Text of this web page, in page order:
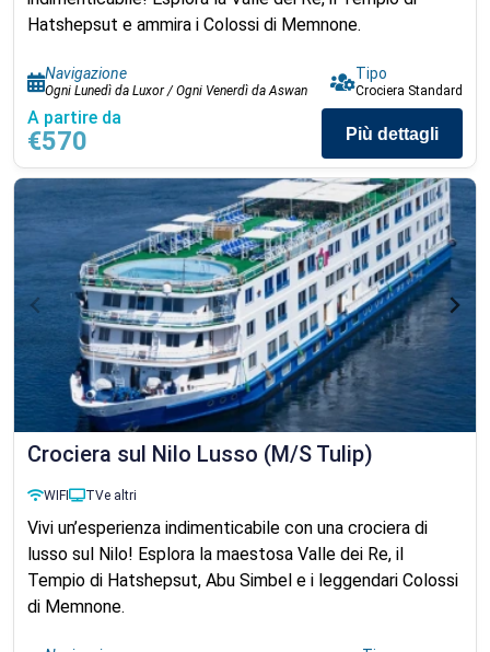
Hatshepsut e ammira i Colossi di Memnone.
Navigazione
Ogni Lunedì da Luxor / Ogni Venerdì da Aswan
Tipo
Crociera Standard
A partire da
€570 Più dettagli
Crociera sul Nilo Lusso (M/S Tulip)
WIFI TVe altri
Vivi un’esperienza indimenticabile con una crociera di
lusso sul Nilo! Esplora la maestosa Valle dei Re, il
Tempio di Hatshepsut, Abu Simbel e i leggendari Colossi
di Memnone.